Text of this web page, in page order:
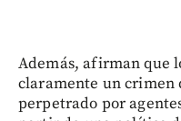
Además, afirman que
claramente un crimen
perpetrado por